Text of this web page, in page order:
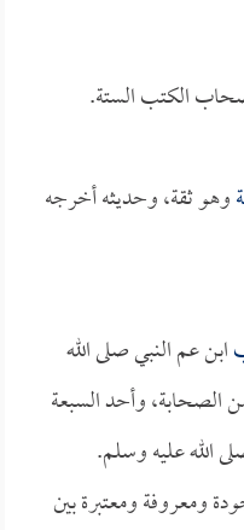
الكتب الستة.
وهو ثقة، وحديثه أخرجه
ابن عم النبي صلى الله
الصحابة، وأحد السبعة
الله عليه وسلم.
ومعروفة ومعتبرة بين